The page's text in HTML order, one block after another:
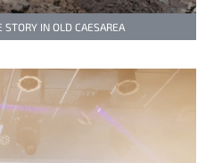
IN OLD CAESAREA